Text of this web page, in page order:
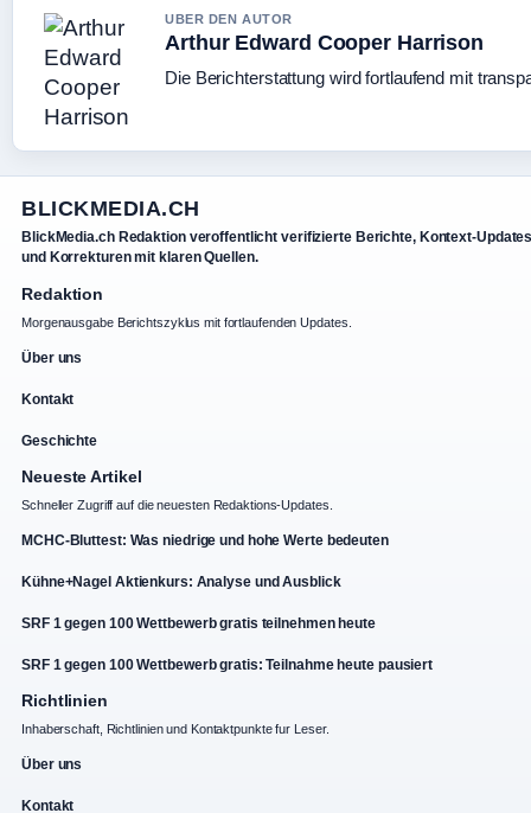
UBER DEN AUTOR
Arthur Edward Cooper Harrison
Die Berichterstattung wird fortlaufend mit
BLICKMEDIA.CH
BlickMedia.ch Redaktion veroffentlicht verifizierte Berichte, Kontext-
und Korrekturen mit klaren Quellen.
Redaktion
Morgenausgabe Berichtszyklus mit fortlaufenden Updates.
Über uns
Kontakt
Geschichte
Neueste Artikel
Schneller Zugriff auf die neuesten Redaktions-Updates.
MCHC-Bluttest: Was niedrige und hohe Werte bedeuten
Kühne+Nagel Aktienkurs: Analyse und Ausblick
SRF 1 gegen 100 Wettbewerb gratis teilnehmen heute
SRF 1 gegen 100 Wettbewerb gratis: Teilnahme heute pausiert
Richtlinien
Inhaberschaft, Richtlinien und Kontaktpunkte fur Leser.
Über uns
Kontakt